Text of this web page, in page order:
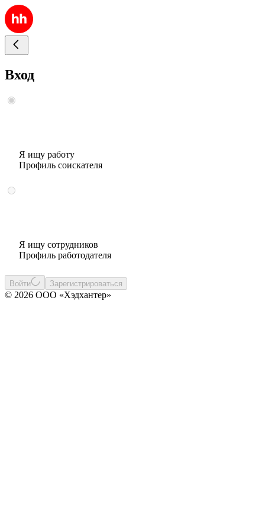
Вход
Я ищу работу
Профиль соискателя
Я ищу сотрудников
Профиль работодателя
Войти Зарегистрироваться
© 2026 ООО «Хэдхантер»